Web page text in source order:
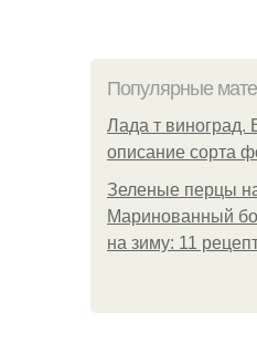
Популярные
Лада т виноград.
описание сорта
Зеленые перцы
Маринованный
на зиму: 11